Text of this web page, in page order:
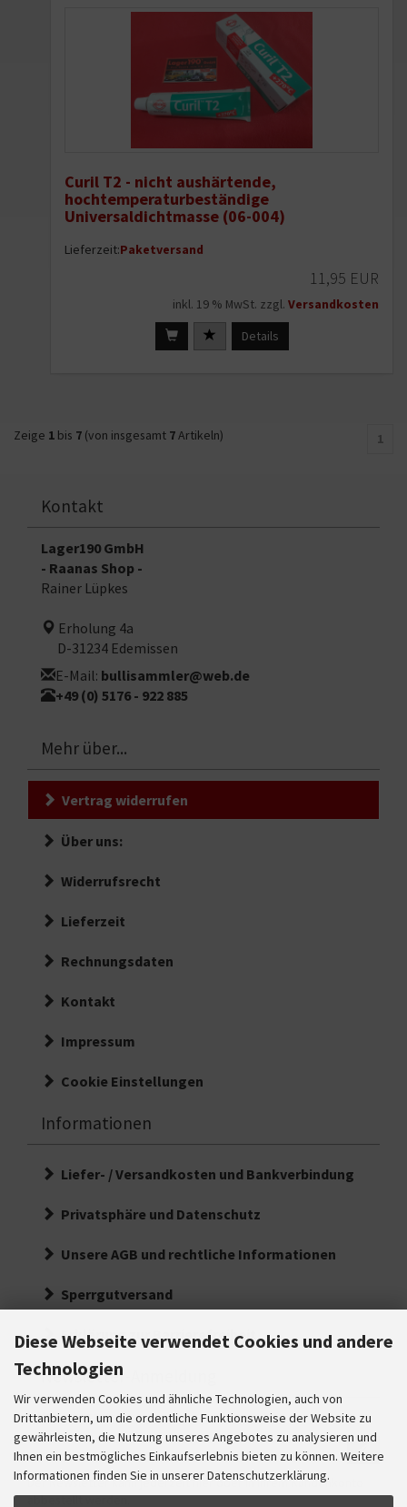
Curil T2 - nicht aushärtende,
hochtemperaturbeständige
Universaldichtmasse (06-004)
Lieferzeit:Paketversand
11,95 EUR
inkl. 19 % MwSt. zzgl. Versandkosten
Details
Zeige 1 bis 7 (von insgesamt 7Artikeln) 1
Kontakt
Lager190 GmbH
- Raanas Shop -
Rainer Lüpkes
Erholung 4a
D-31234 Edemissen
E-Mail: bullisammler@web.de
+49 (0) 5176 - 922 885
Mehr über...
Vertrag widerrufen
Über uns:
Widerrufsrecht
Lieferzeit
Rechnungsdaten
Kontakt
Impressum
Cookie Einstellungen
Informationen
Liefer- / Versandkosten und Bankverbindung
Privatsphäre und Datenschutz
Unsere AGB und rechtliche Informationen
Sperrgutversand
Erklärung zur Barrierefreiheit
Newsletter-Anmeldung
E-Mail-Adresse:
Ihre
E-
Mail
Der Newsletter kann jederzeit hier oder in Ihrem Kundenkonto
abbestellt werden.
Diese Webseite verwendet Cookies und andere
Technologien
Wir verwenden Cookies und ähnliche Technologien, auch von
Drittanbietern, um die ordentliche Funktionsweise der Website zu
gewährleisten, die Nutzung unseres Angebotes zu analysieren und
Ihnen ein bestmögliches Einkaufserlebnis bieten zu können. Weitere
Informationen finden Sie in unserer Datenschutzerklärung.